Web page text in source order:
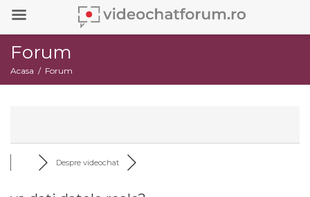
Forum
Acasa Forum
Despre videochat